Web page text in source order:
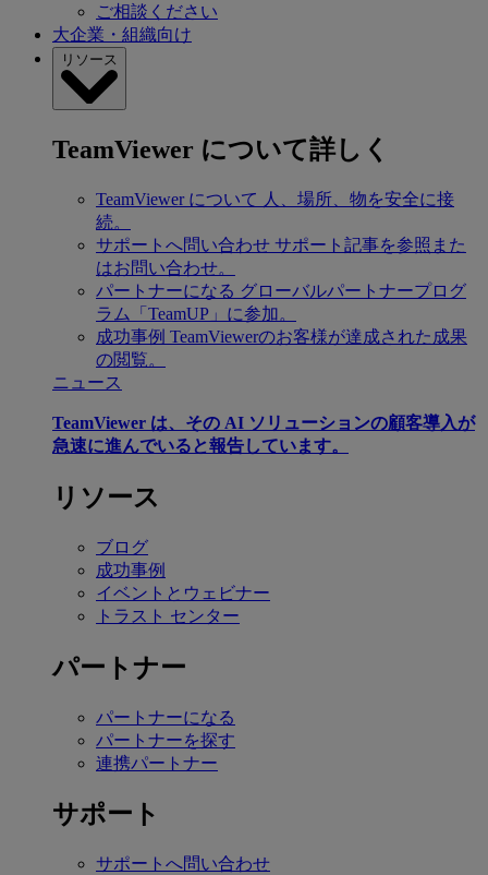
ご相談ください
大企業・組織向け
リソース
TeamViewer について詳しく
TeamViewer について 人、場所、物を安全に接
続。
サポートへ問い合わせ サポート記事を参照また
はお問い合わせ。
パートナーになる グローバルパートナープログ
ラム「TeamUP」に参加。
成功事例 TeamViewerのお客様が達成された成果
の閲覧。
ニュース
TeamViewer は、その AI ソリューションの顧客導入が
急速に進んでいると報告しています。
リソース
ブログ
成功事例
イベントとウェビナー
トラスト センター
パートナー
パートナーになる
パートナーを探す
連携パートナー
サポート
サポートへ問い合わせ